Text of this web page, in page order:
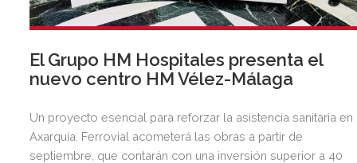
El Grupo HM Hospitales presenta el
nuevo centro HM Vélez-Málaga
Un proyecto esencial para reforzar la asistencia sanitaria en
Axarquía. Ferrovial acometerá las obras a partir de
septiembre, que contarán con una inversión superior a 40